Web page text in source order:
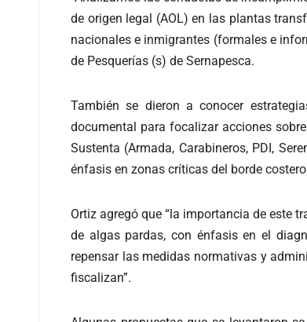
de origen legal (AOL) en las plantas
nacionales e inmigrantes (formales e
de Pesquerías (s) de Sernapesca.
También se dieron a conocer
documental para focalizar acciones
Sustenta (Armada, Carabineros, PDI,
énfasis en zonas críticas del borde
Ortiz agregó que “la importancia de este
de algas pardas, con énfasis en el
repensar las medidas normativas y
fiscalizan”.